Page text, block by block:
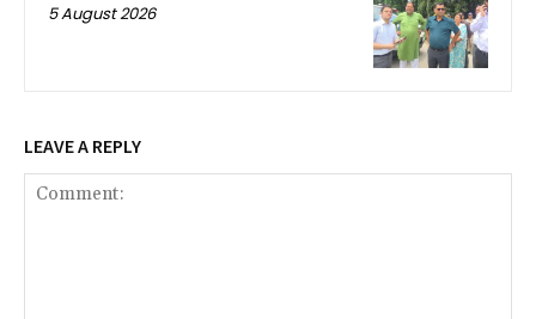
5 August 2026
LEAVE A REPLY